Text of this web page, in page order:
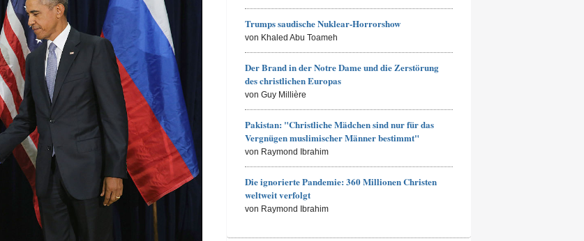
Trumps saudische Nuklear-Horrorshow
von Khaled Abu Toameh
Der Brand in der Notre Dame und die Zerstörung
des christlichen Europas
von Guy Millière
Pakistan: "Christliche Mädchen sind nur für das
Vergnügen muslimischer Männer bestimmt"
von Raymond Ibrahim
Die ignorierte Pandemie: 360 Millionen Christen
weltweit verfolgt
von Raymond Ibrahim